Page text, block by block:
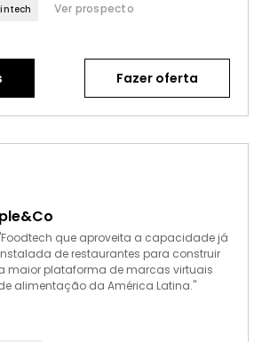
Ver prospecto
Fazer oferta
que aproveita a capacidade já
de restaurantes para construir
maior plataforma de marcas virtuais
alimentação da América Latina."